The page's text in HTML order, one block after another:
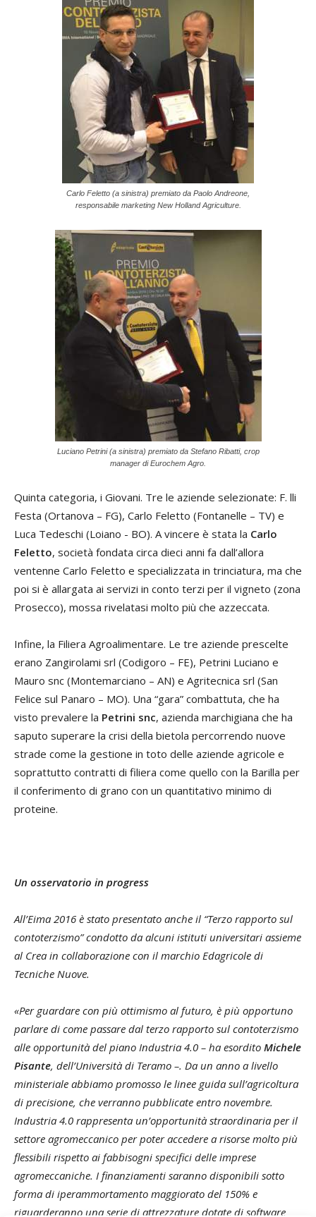
Carlo Feletto (a sinistra) premiato da Paolo Andreone,
responsabile marketing New Holland Agriculture.
Luciano Petrini (a sinistra) premiato da Stefano Ribatti, crop
manager di Eurochem Agro.
Quinta categoria, i Giovani. Tre le aziende selezionate: F. lli
Festa (Ortanova – FG), Carlo Feletto (Fontanelle – TV) e
Luca Tedeschi (Loiano - BO). A vincere è stata la Carlo
Feletto, società fondata circa dieci anni fa dall’allora
ventenne Carlo Feletto e specializzata in trinciatura, ma che
poi si è allargata ai servizi in conto terzi per il vigneto (zona
Prosecco), mossa rivelatasi molto più che azzeccata.
Infine, la Filiera Agroalimentare. Le tre aziende prescelte
erano Zangirolami srl (Codigoro – FE), Petrini Luciano e
Mauro snc (Montemarciano – AN) e Agritecnica srl (San
Felice sul Panaro – MO). Una “gara” combattuta, che ha
visto prevalere la Petrini snc, azienda marchigiana che ha
saputo superare la crisi della bietola percorrendo nuove
strade come la gestione in toto delle aziende agricole e
soprattutto contratti di filiera come quello con la Barilla per
il conferimento di grano con un quantitativo minimo di
proteine.
Un osservatorio in progress
All’Eima 2016 è stato presentato anche il “Terzo rapporto sul
contoterzismo” condotto da alcuni istituti universitari assieme
al Crea in collaborazione con il marchio Edagricole di
Tecniche Nuove.
«Per guardare con più ottimismo al futuro, è più opportuno
parlare di come passare dal terzo rapporto sul contoterzismo
alle opportunità del piano Industria 4.0 – ha esordito Michele
Pisante, dell’Università di Teramo –. Da un anno a livello
ministeriale abbiamo promosso le linee guida sull’agricoltura
di precisione, che verranno pubblicate entro novembre.
Industria 4.0 rappresenta un’opportunità straordinaria per il
settore agromeccanico per poter accedere a risorse molto più
flessibili rispetto ai fabbisogni specifici delle imprese
agromeccaniche. I finanziamenti saranno disponibili sotto
forma di iperammortamento maggiorato del 150% e
riguarderanno una serie di attrezzature dotate di software